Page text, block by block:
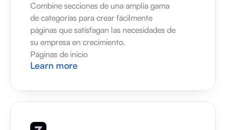
Combine secciones de una amplia gama
de categorías para crear fácilmente
páginas que satisfagan las necesidades de
su empresa en crecimiento.
Páginas de inicio
Learn more